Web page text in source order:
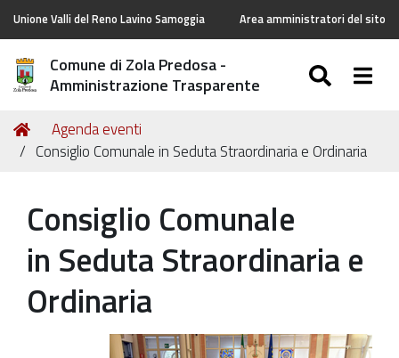
Unione Valli del Reno Lavino Samoggia Area amministratori del sito
Comune di Zola Predosa -
Amministrazione Trasparente
Tu
sei
Home
Agenda eventi
Consiglio Comunale in Seduta Straordinaria e Ordinaria
Consiglio Comunale
in Seduta Straordinaria e
Ordinaria
https://old.comune.zolapredosa.bo.it/events/consiglio-